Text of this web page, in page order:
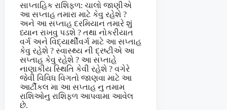
સાપ્તાહિક રાશિફળ: ચાલો જાણીએ
આ સપ્તાહ તમારા માટે કેવુ રહેશે ?
અને આ સપ્તાહ દરમિયાન તમારે શું
ધ્યાન રાખવુ પડશે ? તથા નોકરીયાત
વર્ગ અને વિદ્યાર્થીવર્ગ માટે આ સપ્તાહ
કેવુ રહેશે ? સ્વાસ્થ્ય ની દ્રષ્ટીએ આ
સપ્તાહ કેવુ રહેશે ? આ સપ્તાહે
નાણાકીય સ્થિતિ કેવી રહેશે ? વગેરે
જેવી વિવિધ વિગતો જાણવા માટે આ
આર્ટીકલ મા આ સપ્તાહ નુ તમામ
રાશિઓનુ રાશિફળ આપવામા આવેલ
છે.